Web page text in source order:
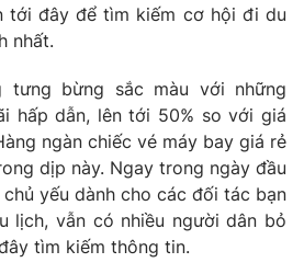
tới đây để tìm kiếm cơ hội đi du
nhất.
tưng bừng sắc màu với những
hấp dẫn, lên tới 50% so với giá
ngàn chiếc vé máy bay giá rẻ
dịp này. Ngay trong ngày đầu
yếu dành cho các đối tác bạn
lịch, vẫn có nhiều người dân bỏ
tìm kiếm thông tin.